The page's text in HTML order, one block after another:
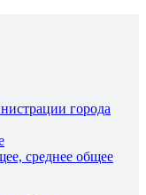
города
среднее общее